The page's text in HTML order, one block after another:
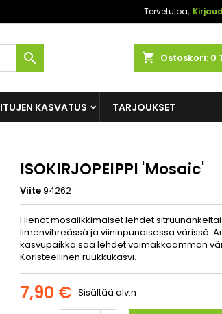
Tervetuloa,
shopping_cart Ostoskori: 0

ITUJEN KASVATUS TARJOUKSET
ISOKIRJOPEIPPI 'Mosaic'
Viite94262
Hienot mosaiikkimaiset lehdet
limenvihreässä ja viininpunaisessa värissä.
kasvupaikka saa lehdet voimakkaamman
Koristeellinen ruukkukasvi.
7,90 € Sisältää alv:n